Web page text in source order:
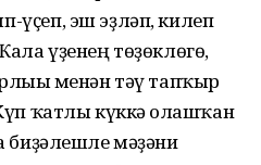
үҫеп, эш эҙләп, килеп
үҙенең төҙөклөгө,
менән тәү тапҡыр
ҡатлы күккә олғашҡан
биҙәлешле мәҙәни